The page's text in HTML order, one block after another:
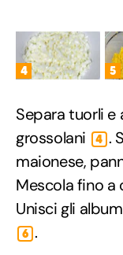
4 5
Separa tuorli e
grossolani
4 .
maionese,
Mescola fino a
Unisci gli
6 .